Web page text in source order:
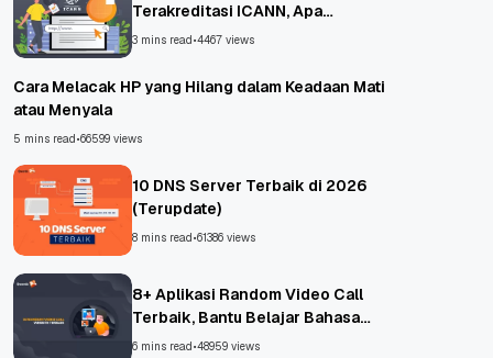
Terakreditasi ICANN, Apa
Untungnya?
3 mins read •4467 views
Cara Melacak HP yang Hilang dalam Keadaan Mati
atau Menyala
5 mins read •66599 views
10 DNS Server Terbaik di 2026
(Terupdate)
8 mins read •61386 views
8+ Aplikasi Random Video Call
Terbaik, Bantu Belajar Bahasa
Asing!
6 mins read •48959 views